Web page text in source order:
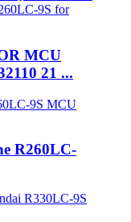
MCU
21 ...
R260LC-